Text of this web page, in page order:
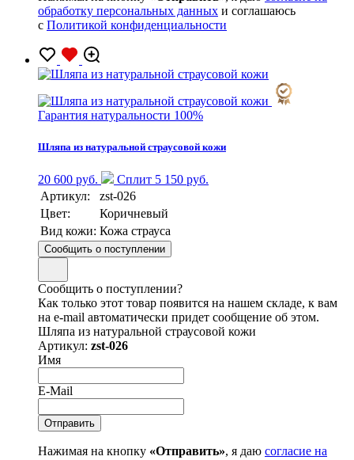
обработку персональных данных и соглашаюсь
с Политикой конфиденциальности
Гарантия натуральности 100%
Шляпа из натуральной страусовой кожи
20 600 руб.
Сплит 5 150 руб.
Артикул:
zst-026
Цвет:
Коричневый
Вид кожи: Кожа страуса
Сообщить о поступлении
Сообщить о поступлении?
Как только этот товар появится на нашем складе, к вам
на e-mail автоматически придет сообщение об этом.
Шляпа из натуральной страусовой кожи
Артикул: zst-026
Имя
E-Mail
Нажимая на кнопку «Отправить», я даю согласие на